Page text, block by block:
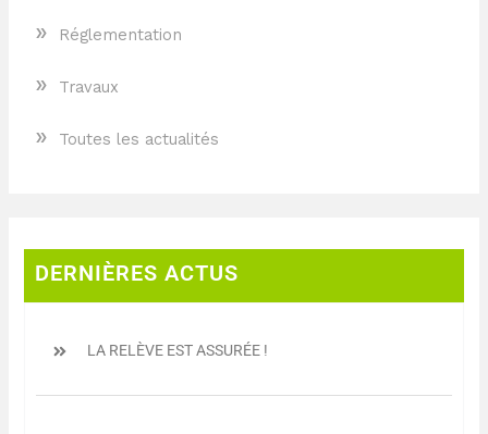
» Réglementation
» Travaux
» Toutes les actualités
DERNIÈRES ACTUS
LA RELÈVE EST ASSURÉE !